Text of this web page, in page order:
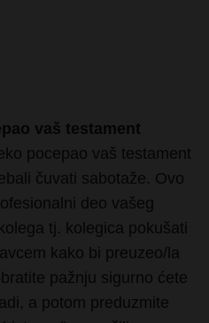
čuvati sabotaže. Ovo
deo vašeg
tj. kolegica pokušati
kako bi preuzeo/la
pažnju sigurno ćete
a potom preduzmite
ga/je sprečili u